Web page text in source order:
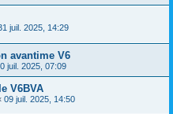
juil. 2025, 14:29
avantime V6
juil. 2025, 07:09
V6BVA
09 juil. 2025, 14:50